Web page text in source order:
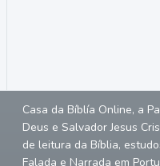
Casa da Bíblía Online, a
Deus e Salvador Jesus
de leitura da Bíblia,
Falada e Narrada em